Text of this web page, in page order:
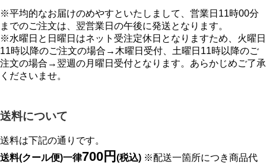
※平均的なお届けのめやすといたしまして、営業日11時00分
までのご注文は、翌営業日の午後に発送となります。
※水曜日と日曜日はネット受注定休日となりますため、火曜日
11時以降のご注文の場合→木曜日受付、土曜日11時以降のご
注文の場合→翌週の月曜日受付となります。あらかじめご了承
くださいませ。
送料について
送料は下記の通りです。
送料(クール便)一律700円 (税込) ※配送一箇所につき商品代